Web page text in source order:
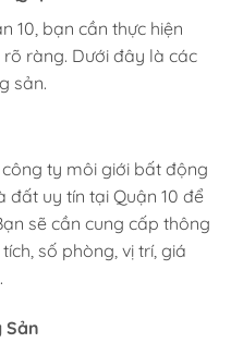
10, bạn cần thực hiện
ràng. Dưới đây là các
sản.
ty môi giới bất động
đất uy tín tại Quận 10 để
sẽ cần cung cấp thông
số phòng, vị trí, giá
Sản